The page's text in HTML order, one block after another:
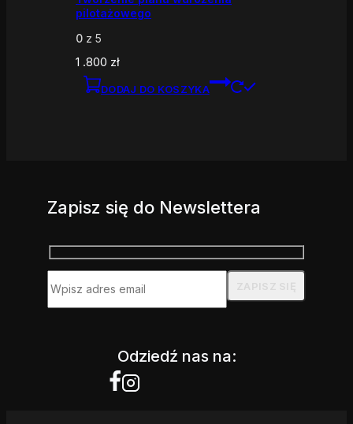
pilotażowego
0 z 5
1 .800 zł
DODAJ DO KOSZYKA
Zapisz się do Newslettera
Odziedź nas na: